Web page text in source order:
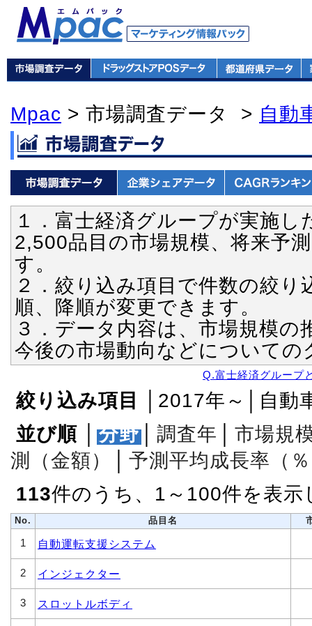
Mpac > 市場調査データ > 自動
１．富士経済グループが実施し
2,500品目の市場規模、将来予
す。
２．絞り込み項目で件数の絞
順、降順が変更できます。
３．データ内容は、市場規模
今後の市場動向などについて
Q.富士経済グループ
絞り込み項目
│2017年～│自動
並び順
分野 調査年
市場規
測（金額）
予測平均成長率（
113件のうち、1～100件を表示
No. 品目名
1 自動運転支援システム
2 インジェクター
3 スロットルボディ